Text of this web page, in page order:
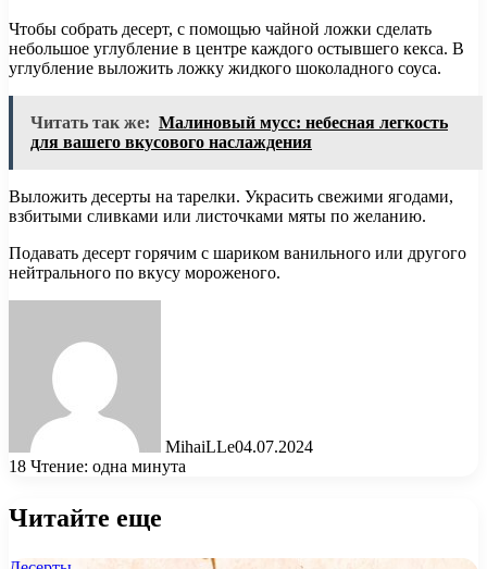
Чтобы собрать десерт, с помощью чайной ложки сделать
небольшое углубление в центре каждого остывшего кекса. В
углубление выложить ложку жидкого шоколадного соуса.
Читать так же: Малиновый мусс: небесная легкость
для вашего вкусового наслаждения
Выложить десерты на тарелки. Украсить свежими ягодами,
взбитыми сливками или листочками мяты по желанию.
Подавать десерт горячим с шариком ванильного или другого
нейтрального по вкусу мороженого.
MihaiLLe04.07.2024
18 Чтение: одна минута
Читайте еще